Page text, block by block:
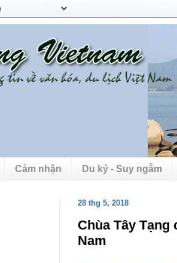
Cảm nhận Du ký - Suy ngẫm
28 thg 5, 2018
Chùa Tây
Nam